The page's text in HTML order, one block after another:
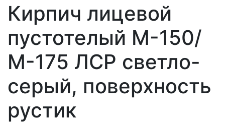
Кирпич лицевой
пустотелый М-150/
М-175 ЛСР светло-
серый, поверхность
рустик